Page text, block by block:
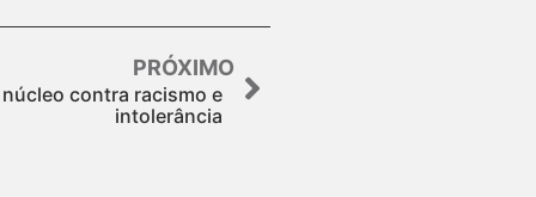
PRÓXIMO
contra racismo e
intolerância